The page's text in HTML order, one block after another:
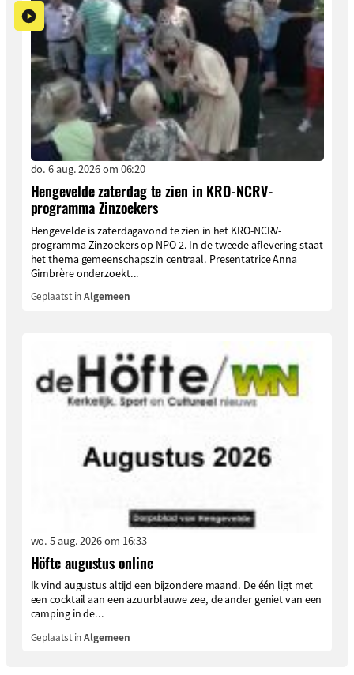
do. 6 aug. 2026 om 06:20
Hengevelde zaterdag te zien in KRO-NCRV-
programma Zinzoekers
Hengevelde is zaterdagavond te zien in het KRO-NCRV-
programma Zinzoekers op NPO 2. In de tweede aflevering staat
het thema gemeenschapszin centraal. Presentatrice Anna
Gimbrère onderzoekt...
Geplaatst inAlgemeen
wo. 5 aug. 2026 om 16:33
Höfte augustus online
Ik vind augustus altijd een bijzondere maand. De één ligt met
een cocktail aan een azuurblauwe zee, de ander geniet van een
camping in de...
Geplaatst inAlgemeen